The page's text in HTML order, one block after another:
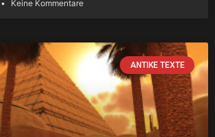
Keine Kommentare
ANTIKE TEXTE